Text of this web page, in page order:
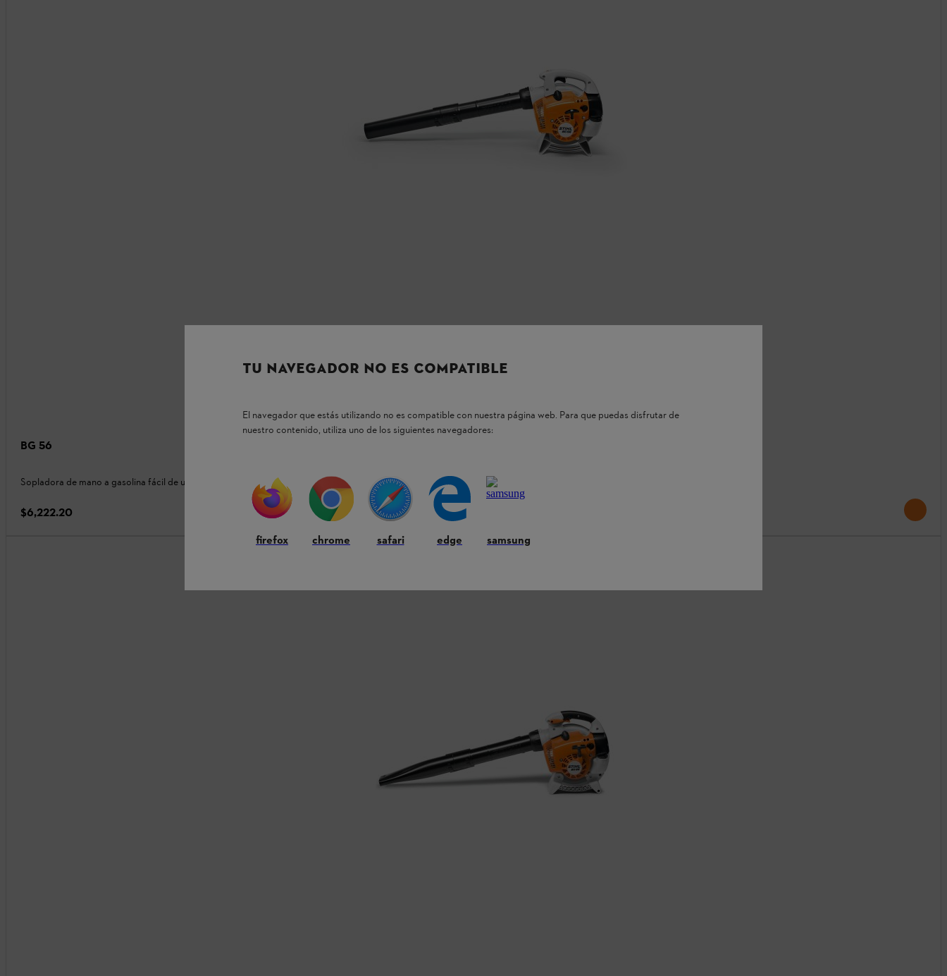
BG 56
Sopladora de mano a gasolina fácil de usar para jardinería
$6,222.20
TU NAVEGADOR NO ES COMPATIBLE
El navegador que estás utilizando no es compatible con nuestra página web. Para que puedas disfrutar de
nuestro contenido, utiliza uno de los siguientes navegadores:
firefox chrome safari edge samsung